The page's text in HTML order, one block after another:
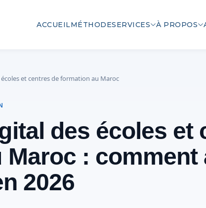
ACCUEILMÉTHODESERVICES À PROPOS
et centres de formation au Maroc
des écoles et
:
2026